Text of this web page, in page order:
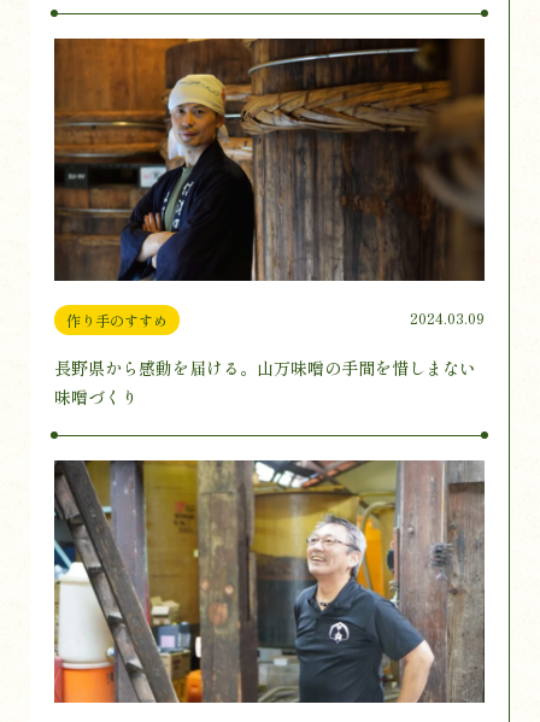
作り手のすすめ 2024.03.09
長野県から感動を届ける。山万味噌の手間を惜しまない
味噌づくり